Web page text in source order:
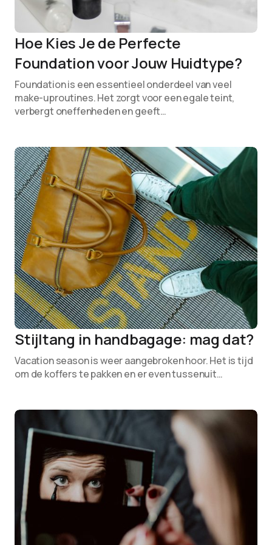
Hoe Kies Je de Perfecte
Foundation voor Jouw Huidtype?
Foundation is een essentieel onderdeel van veel
make-uproutines. Het zorgt voor een egale teint,
verbergt oneffenheden en geeft…
Stijltang in handbagage: mag dat?
Vacation season is weer aangebroken hoor. Het is tijd
om de koffers te pakken en er even tussenuit…